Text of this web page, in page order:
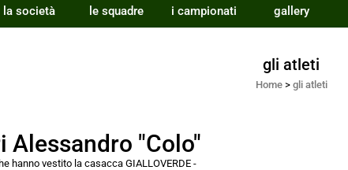
la società le squadre i campionati gallery
gli atleti
Home> gli atleti
Alessandro "Colo"
hanno vestito la casacca GIALLOVERDE -